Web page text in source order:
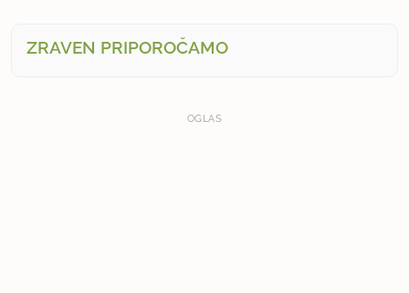
ZRAVEN PRIPOROČAMO
OGLAS